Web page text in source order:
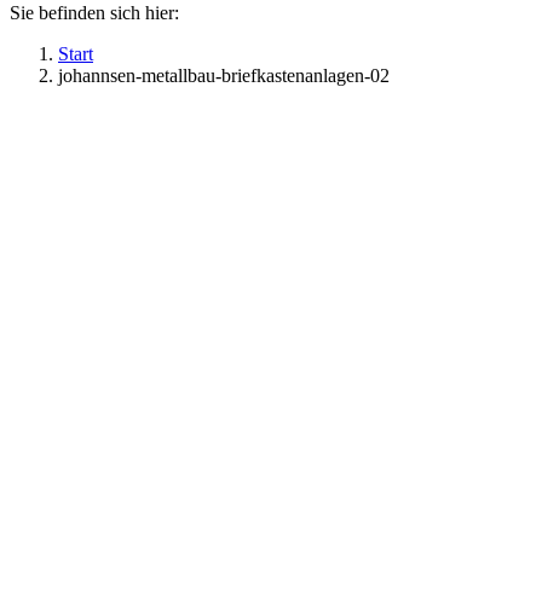
Sie befinden sich hier:
Start
johannsen-metallbau-briefkastenanlagen-02